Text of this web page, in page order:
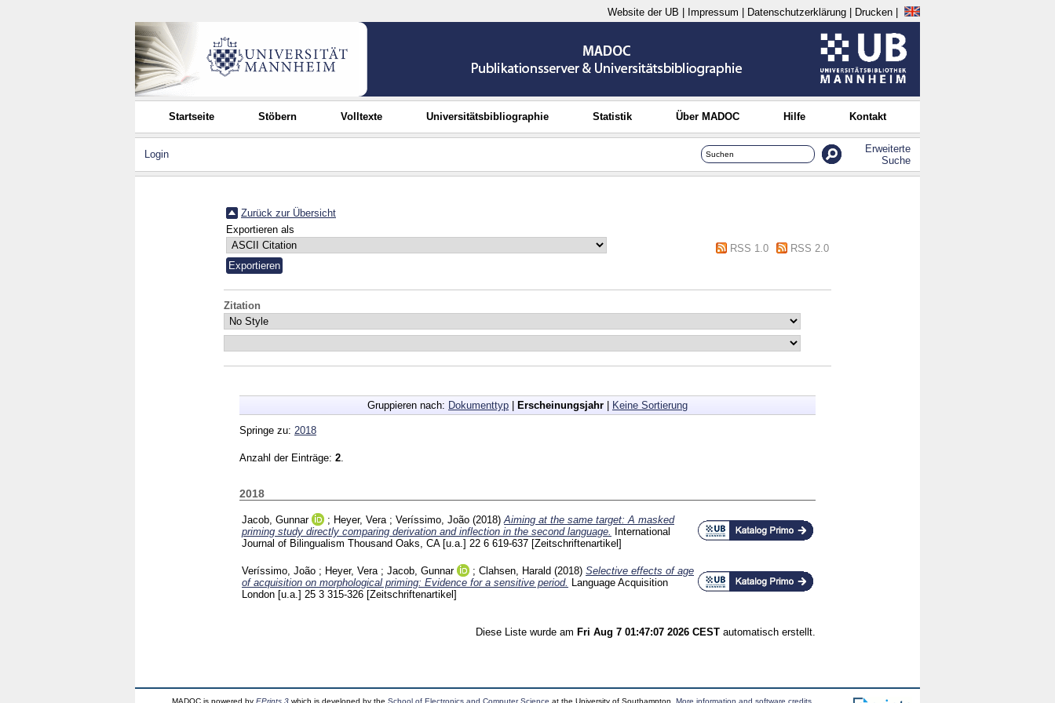
Website der UB Impressum Datenschutzerklärung Drucken
Startseite Stöbern Volltexte Universitätsbibliographie Statistik Über MADOC Hilfe Kontakt
Login
Erweiterte
Suche
Zurück zur Übersicht
Exportieren als
RSS 1.0
RSS 2.0
Zitation
Gruppieren nach: Dokumenttyp Erscheinungsjahr Keine Sortierung
Springe zu: 2018
Anzahl der Einträge: 2
2018
Jacob, Gunnar ; Heyer, Vera ; Veríssimo, João (2018) Aiming at the same target: A masked
priming study directly comparing derivation and inflection in the second language.
International
Journal of Bilingualism Thousand Oaks, CA [u.a.] 22 6 619-637 [Zeitschriftenartikel]
Veríssimo, João ; Heyer, Vera ; Jacob, Gunnar ; Clahsen, Harald (2018) Selective effects of age
of acquisition on morphological priming: Evidence for a sensitive period. Language Acquisition
London [u.a.] 25 3 315-326 [Zeitschriftenartikel]
Diese Liste wurde am Fri Aug 7 01:47:07 2026 CEST automatisch erstellt.
MADOC is powered byEPrints 3 which is developed by theSchool of Electronics and Computer Science at the University of Southampton.More information and software credits